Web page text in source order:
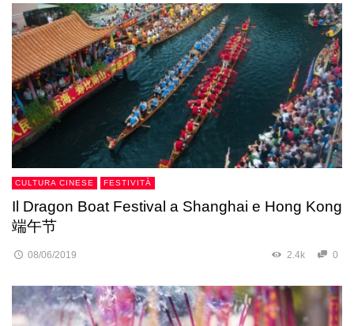
CULTURA CINESE FESTIVITÀ
Il Dragon Boat Festival a Shanghai e Hong Kong
端午节
08/06/2019 2.4k 0